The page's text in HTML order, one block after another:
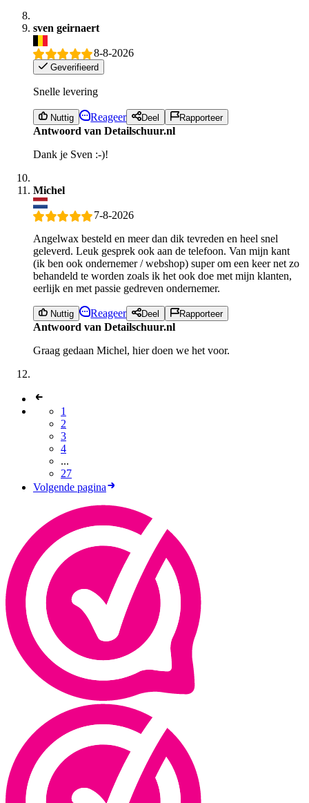
sven geirnaert
8-8-2026
Geverifieerd
Snelle levering
Nuttig Reageer Deel Rapporteer
Antwoord van Detailschuur.nl
Dank je Sven :-)!
Michel
7-8-2026
Angelwax besteld en meer dan dik tevreden en heel snel
geleverd. Leuk gesprek ook aan de telefoon. Van mijn kant
(ik ben ook ondernemer / webshop) super om een keer net zo
behandeld te worden zoals ik het ook doe met mijn klanten,
eerlijk en met passie gedreven ondernemer.
Nuttig Reageer Deel Rapporteer
Antwoord van Detailschuur.nl
Graag gedaan Michel, hier doen we het voor.
1
2
3
4
...
27
Volgende pagina